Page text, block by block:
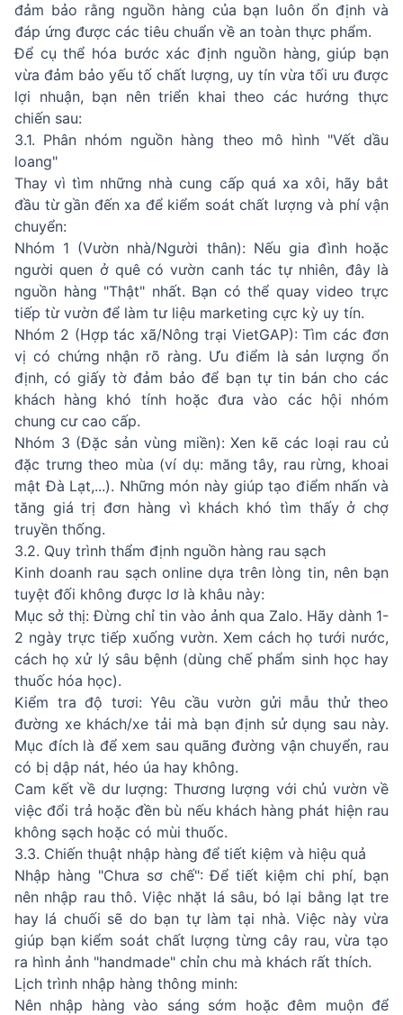
đảm bảo rằng nguồn hàng của bạn luôn ổn định và
đáp ứng được các tiêu chuẩn về an toàn thực phẩm.
Để cụ thể hóa bước xác định nguồn hàng, giúp bạn
vừa đảm bảo yếu tố chất lượng, uy tín vừa tối ưu được
lợi nhuận, bạn nên triển khai theo các hướng thực
chiến sau:
3.1. Phân nhóm nguồn hàng theo mô hình "Vết dầu
loang"
Thay vì tìm những nhà cung cấp quá xa xôi, hãy bắt
đầu từ gần đến xa để kiểm soát chất lượng và phí vận
chuyển:
Nhóm 1 (Vườn nhà/Người thân): Nếu gia đình hoặc
người quen ở quê có vườn canh tác tự nhiên, đây là
nguồn hàng "Thật" nhất. Bạn có thể quay video trực
tiếp từ vườn để làm tư liệu marketing cực kỳ uy tín.
Nhóm 2 (Hợp tác xã/Nông trại VietGAP): Tìm các đơn
vị có chứng nhận rõ ràng. Ưu điểm là sản lượng ổn
định, có giấy tờ đảm bảo để bạn tự tin bán cho các
khách hàng khó tính hoặc đưa vào các hội nhóm
chung cư cao cấp.
Nhóm 3 (Đặc sản vùng miền): Xen kẽ các loại rau củ
đặc trưng theo mùa (ví dụ: măng tây, rau rừng, khoai
mật Đà Lạt,...). Những món này giúp tạo điểm nhấn và
tăng giá trị đơn hàng vì khách khó tìm thấy ở chợ
truyền thống.
3.2. Quy trình thẩm định nguồn hàng rau sạch
Kinh doanh rau sạch online dựa trên lòng tin, nên bạn
tuyệt đối không được lơ là khâu này:
Mục sở thị: Đừng chỉ tin vào ảnh qua Zalo. Hãy dành 1-
2 ngày trực tiếp xuống vườn. Xem cách họ tưới nước,
cách họ xử lý sâu bệnh (dùng chế phẩm sinh học hay
thuốc hóa học).
Kiểm tra độ tươi: Yêu cầu vườn gửi mẫu thử theo
đường xe khách/xe tải mà bạn định sử dụng sau này.
Mục đích là để xem sau quãng đường vận chuyển, rau
có bị dập nát, héo úa hay không.
Cam kết về dư lượng: Thương lượng với chủ vườn về
việc đổi trả hoặc đền bù nếu khách hàng phát hiện rau
không sạch hoặc có mùi thuốc.
3.3. Chiến thuật nhập hàng để tiết kiệm và hiệu quả
Nhập hàng "Chưa sơ chế": Để tiết kiệm chi phí, bạn
nên nhập rau thô. Việc nhặt lá sâu, bó lại bằng lạt tre
hay lá chuối sẽ do bạn tự làm tại nhà. Việc này vừa
giúp bạn kiểm soát chất lượng từng cây rau, vừa tạo
ra hình ảnh "handmade" chỉn chu mà khách rất thích.
Lịch trình nhập hàng thông minh:
Nên nhập hàng vào sáng sớm hoặc đêm muộn để